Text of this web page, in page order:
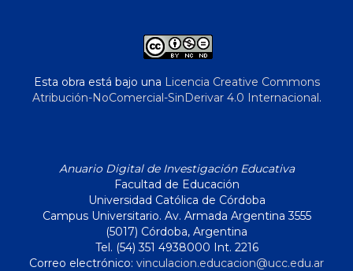
Esta obra está bajo una Licencia Creative Commons
Atribución-NoComercial-SinDerivar 4.0 Internacional.
Anuario Digital de Investigación Educativa
Facultad de Educación
Universidad Católica de Córdoba
Campus Universitario. Av. Armada Argentina 3555
(5017) Córdoba, Argentina
Tel. (54) 351 4938000 Int. 2216
Correo electrónico: vinculacion.educacion@ucc.edu.ar